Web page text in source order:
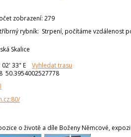
zobrazení: 279
rybník: Strpení, počítáme vzdálenost
Skalice
02' 33" E
Vyhledat trasu
o životě a díle Boženy Němcové,